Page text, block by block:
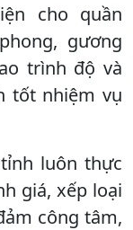
cho quần
gương
trình độ và
tốt nhiệm vụ
luôn thực
giá, xếp loại
công tâm,